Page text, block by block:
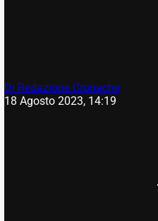
Di Redazione Cronache
18 Agosto 2023, 14:19